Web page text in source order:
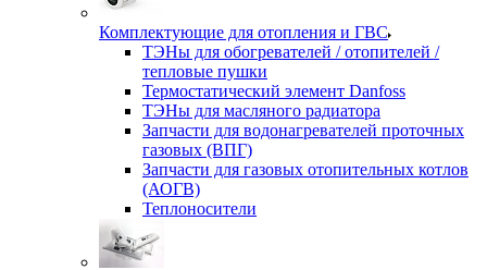
Комплектующие для отопления и ГВС
ТЭНы для обогревателей / отопителей /
тепловые пушки
Термостатический элемент Danfoss
ТЭНы для масляного радиатора
Запчасти для водонагревателей проточных
газовых (ВПГ)
Запчасти для газовых отопительных котлов
(АОГВ)
Теплоносители